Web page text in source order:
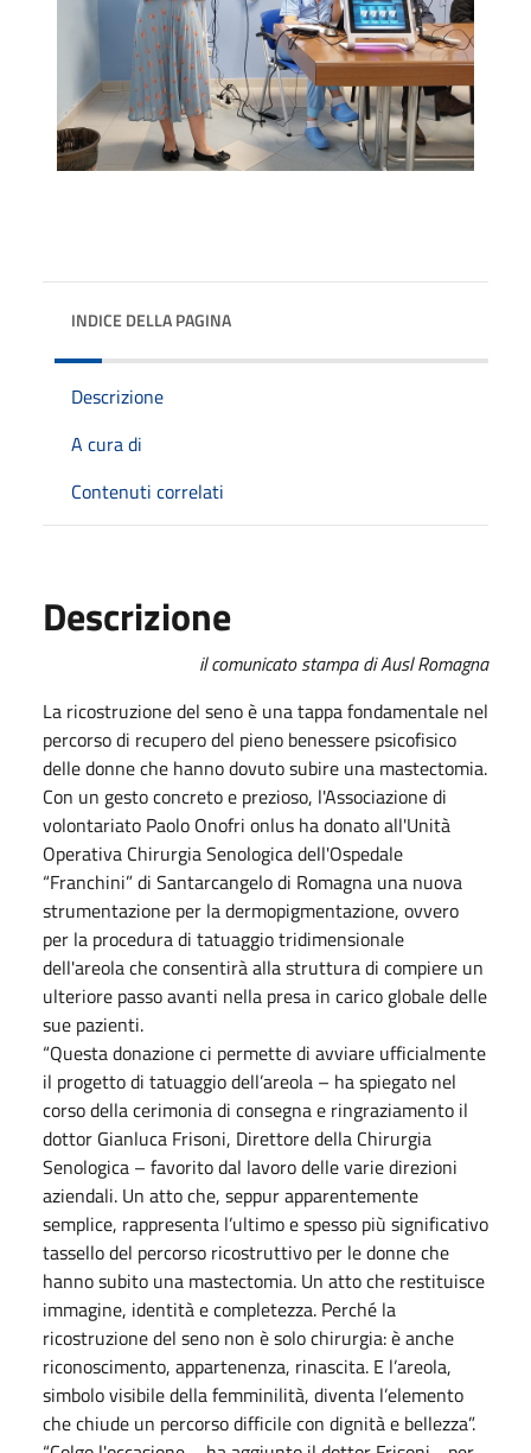
INDICE DELLA PAGINA
Descrizione
A cura di
Contenuti correlati
Descrizione
il comunicato stampa di Ausl Romagna
La ricostruzione del seno è una tappa fondamentale nel
percorso di recupero del pieno benessere psicofisico
delle donne che hanno dovuto subire una mastectomia.
Con un gesto concreto e prezioso, l'Associazione di
volontariato Paolo Onofri onlus ha donato all'Unità
Operativa Chirurgia Senologica dell'Ospedale
“Franchini” di Santarcangelo di Romagna una nuova
strumentazione per la dermopigmentazione, ovvero
per la procedura di tatuaggio tridimensionale
dell'areola che consentirà alla struttura di compiere un
ulteriore passo avanti nella presa in carico globale delle
sue pazienti.
“Questa donazione ci permette di avviare ufficialmente
il progetto di tatuaggio dell’areola – ha spiegato nel
corso della cerimonia di consegna e ringraziamento il
dottor Gianluca Frisoni, Direttore della Chirurgia
Senologica – favorito dal lavoro delle varie direzioni
aziendali. Un atto che, seppur apparentemente
semplice, rappresenta l’ultimo e spesso più significativo
tassello del percorso ricostruttivo per le donne che
hanno subito una mastectomia. Un atto che restituisce
immagine, identità e completezza. Perché la
ricostruzione del seno non è solo chirurgia: è anche
riconoscimento, appartenenza, rinascita. E l’areola,
simbolo visibile della femminilità, diventa l’elemento
che chiude un percorso difficile con dignità e bellezza”.